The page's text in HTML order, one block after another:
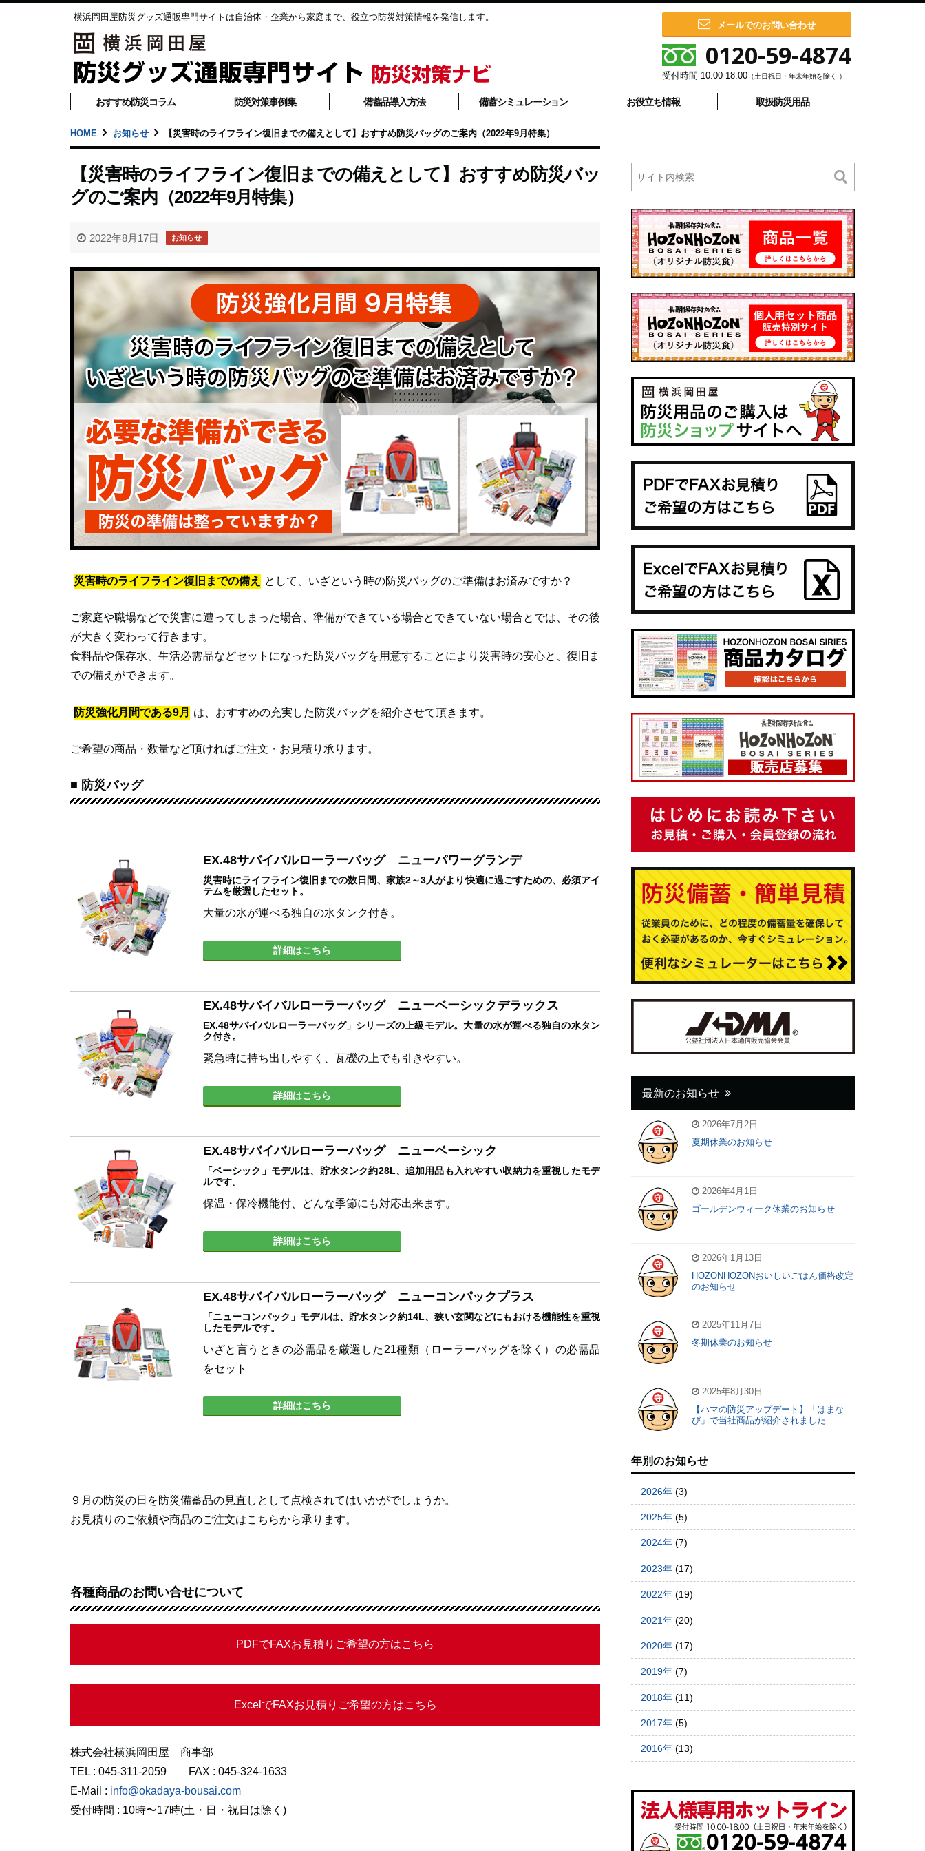
横浜岡田屋防災グッズ通販専門サイトは自治体・企業から家庭まで、役立つ防災対策情報を発信します。
メールでのお問い合わせ
0120-59-4874
受付時間 10:00-18:00 （土日祝日・年末年始を除く.）
おすすめ防災コラム 防災対策事例集 備蓄品導入方法 備蓄シミュレーション お役立ち情報 取扱防災用品
HOME お知らせ 【災害時のライフライン復旧までの備えとして】おすすめ防災バッグのご案内（2022年9月特集）
【災害時のライフライン復旧までの備えとして】おすすめ防災バッ
グのご案内（2022年9月特集）
2022年8月17日 お知らせ
災害時のライフライン復旧までの備え として、いざという時の防災バッグのご準備はお済みですか？
ご家庭や職場などで災害に遭ってしまった場合、準備ができている場合とできていない場合とでは、その後
が大きく変わって行きます。
食料品や保存水、生活必需品などセットになった防災バッグを用意することにより災害時の安心と、復旧ま
での備えができます。
防災強化月間である9月 は、おすすめの充実した防災バッグを紹介させて頂きます。
ご希望の商品・数量など頂ければご注文・お見積り承ります。
■ 防災バッグ
EX.48サバイバルローラーバッグ ニューパワーグランデ
災害時にライフライン復旧までの数日間、家族2～3人がより快適に過ごすための、必須アイ
テムを厳選したセット。
大量の水が運べる独自の水タンク付き。
詳細はこちら
EX.48サバイバルローラーバッグ ニューベーシックデラックス
EX.48サバイバルローラーバッグ」シリーズの上級モデル。大量の水が運べる独自の水タン
ク付き。
緊急時に持ち出しやすく、瓦礫の上でも引きやすい。
詳細はこちら
EX.48サバイバルローラーバッグ ニューベーシック
「ベーシック」モデルは、貯水タンク約28L、追加用品も入れやすい収納力を重視したモデ
ルです。
保温・保冷機能付、どんな季節にも対応出来ます。
詳細はこちら
EX.48サバイバルローラーバッグ ニューコンパックプラス
「ニューコンパック」モデルは、貯水タンク約14L、狭い玄関などにもおける機能性を重視
したモデルです。
いざと言うときの必需品を厳選した21種類（ローラーバッグを除く）の必需品
をセット
詳細はこちら
９月の防災の日を防災備蓄品の見直しとして点検されてはいかがでしょうか。
お見積りのご依頼や商品のご注文はこちらから承ります。
各種商品のお問い合せについて
PDFでFAXお見積りご希望の方はこちら
ExcelでFAXお見積りご希望の方はこちら
株式会社横浜岡田屋 商事部
TEL : 045-311-2059 FAX : 045-324-1633
E-Mail : info@okadaya-bousai.com
受付時間 : 10時〜17時(土・日・祝日は除く)
最新のお知らせ
2026年7月2日
夏期休業のお知らせ
2026年4月1日
ゴールデンウィーク休業のお知らせ
2026年1月13日
HOZONHOZONおいしいごはん価格改定
のお知らせ
2025年11月7日
冬期休業のお知らせ
2025年8月30日
【ハマの防災アップデート】「はまな
び」で当社商品が紹介されました
年別のお知らせ
2026年 (3)
2025年 (5)
2024年 (7)
2023年 (17)
2022年 (19)
2021年 (20)
2020年 (17)
2019年 (7)
2018年 (11)
2017年 (5)
2016年 (13)